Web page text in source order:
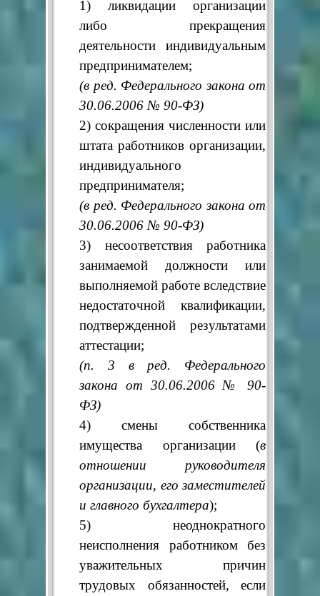
1) ликвидации организации
либо прекращения
деятельности индивидуальным
предпринимателем;
(в ред. Федерального закона от
30.06.2006 № 90-ФЗ)
2) сокращения численности или
штата работников организации,
индивидуального
предпринимателя;
(в ред. Федерального закона от
30.06.2006 № 90-ФЗ)
3) несоответствия работника
занимаемой должности или
выполняемой работе вследствие
недостаточной квалификации,
подтвержденной результатами
аттестации;
(п. 3 в ред. Федерального
закона от 30.06.2006 № 90-
ФЗ)
4) смены собственника
имущества организации (в
отношении руководителя
организации, его заместителей
и главного бухгалтера);
5) неоднократного
неисполнения работником без
уважительных причин
трудовых обязанностей, если